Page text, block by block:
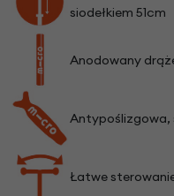
siodełkiem 51cm
Anodowany
Antypoślizgowa,
Łatwe